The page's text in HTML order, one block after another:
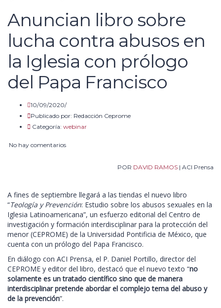
Anuncian libro sobre
lucha contra abusos en
la Iglesia con prólogo
del Papa Francisco
10/09/2020/
Publicado por: Redacción Ceprome
Categoría: webinar
No hay comentarios
POR DAVID RAMOS | ACI Prensa
A fines de septiembre llegará a las tiendas el nuevo libro
“Teología y Prevención: Estudio sobre los abusos sexuales en la
Iglesia Latinoamericana”, un esfuerzo editorial del Centro de
investigación y formación interdisciplinar para la protección del
menor (CEPROME) de la Universidad Pontificia de México, que
cuenta con un prólogo del Papa Francisco.
En diálogo con ACI Prensa, el P. Daniel Portillo, director del
CEPROME y editor del libro, destacó que el nuevo texto “no
solamente es un tratado científico sino que de manera
interdisciplinar pretende abordar el complejo tema del abuso y
de la prevención”.